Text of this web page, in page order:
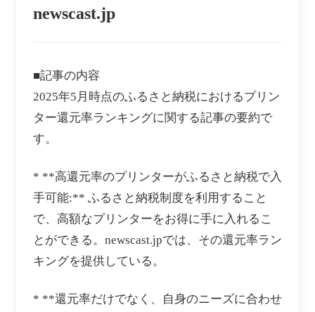
newscast.jp
■記事の内容
2025年5月時点のふるさと納税におけるプリン
ター還元率ランキングに関する記事の要約で
す。
* **高還元率のプリンターがふるさと納税で入
手可能:** ふるさと納税制度を利用すること
で、高額なプリンターをお得に手に入れるこ
とができる。newscast.jpでは、その還元率ラン
キングを提供している。
* **還元率だけでなく、自身のニーズに合わせ